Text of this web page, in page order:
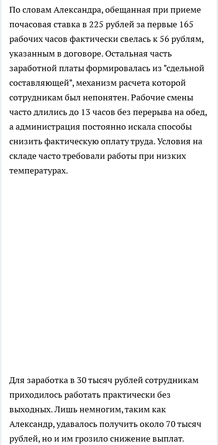
По словам Александра, обещанная при приеме
почасовая ставка в 225 рублей за первые 165
рабочих часов фактически свелась к 56 рублям,
указанным в договоре. Остальная часть
заработной платы формировалась из "сдельной
составляющей", механизм расчета которой
сотрудникам был непонятен. Рабочие смены
часто длились до 13 часов без перерыва на обед,
а администрация постоянно искала способы
снизить фактическую оплату труда. Условия на
складе часто требовали работы при низких
температурах.
Для заработка в 30 тысяч рублей сотрудникам
приходилось работать практически без
выходных. Лишь немногим, таким как
Александр, удавалось получить около 70 тысяч
рублей, но и им грозило снижение выплат.